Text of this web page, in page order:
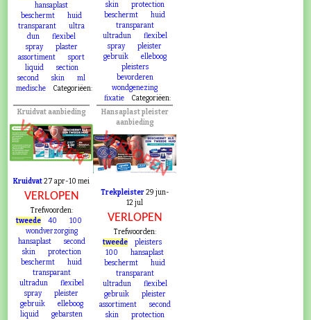
hansaplast
beschermt
huid
transparant
ultra
dun
flexibel
spray
plaster
assortiment
sport
liquid
section
second
skin
ml
medische
Categoriëen:
skin
protection
beschermt
huid
transparant
ultradun
flexibel
spray
pleister
gebruik
elleboog
pleisters
bevorderen
wondgenezing
fixatie
Categoriëen:
Kruidvat aanbieding
VERLOPEN
Kruidvat27 apr-10 mei
VERLOPEN
Trefwoorden:
tweede
40
100
wondverzorging
hansaplast
second
skin
protection
beschermt
huid
transparant
ultradun
flexibel
spray
pleister
gebruik
elleboog
liquid
gebarsten
Hansaplast pleister
aanbieding
VERLOPEN
Trekpleister29 jun-
12 jul
VERLOPEN
Trefwoorden:
tweede
pleisters
100
hansaplast
beschermt
huid
transparant
ultradun
flexibel
gebruik
pleister
assortiment
second
skin
protection